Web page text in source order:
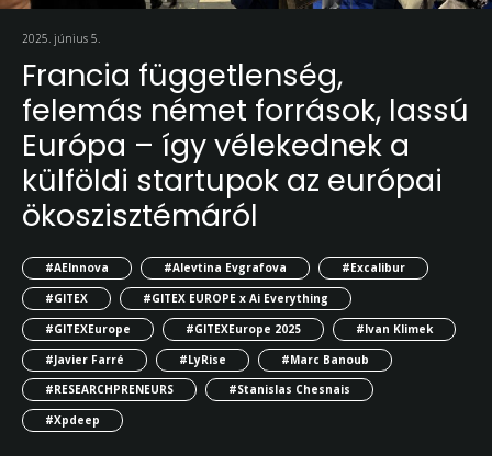
2025. június 5.
Francia függetlenség,
felemás német források, lassú
Európa – így vélekednek a
külföldi startupok az európai
ökoszisztémáról
#AEInnova #Alevtina Evgrafova
#Excalibur
#GITEX
#GITEX EUROPE x Ai Everything
#GITEXEurope
#GITEXEurope 2025
#Ivan Klimek
#Javier Farré
#LyRise
#Marc Banoub
#RESEARCHPRENEURS
#Stanislas Chesnais
#Xpdeep